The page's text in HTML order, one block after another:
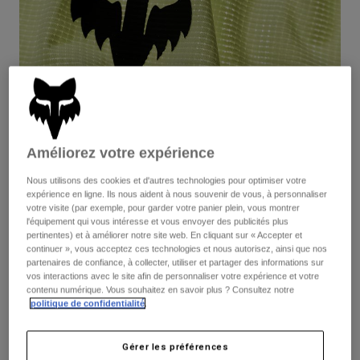
Pantalons
Shorts
Vestes
Gants
Protections
Masques
Chaussettes
Accessoires
Pièces de rechange
Pantalons
Gants
Vestes
Masques
Chaussettes
Sacs et accessoires
Pièces de rechange
Chemises
Voir tout
Femme
T-shirts et tops
Sweats et Pulls
Vestes
Pantalons
Chemises
Voir tout
Protections
Masques
Chaussettes
Voir tout
Moto
Casques
Maillots
Pantalons
Bottes
Protections
Flexair Aura
Disponible en 3 couleurs :
Améliorez votre expérience
Nous utilisons des cookies et d'autres technologies pour optimiser votre
expérience en ligne. Ils nous aident à nous souvenir de vous, à personnaliser
votre visite (par exemple, pour garder votre panier plein, vous montrer
l'équipement qui vous intéresse et vous envoyer des publicités plus
pertinentes) et à améliorer notre site web. En cliquant sur « Accepter et
continuer », vous acceptez ces technologies et nous autorisez, ainsi que nos
partenaires de confiance, à collecter, utiliser et partager des informations sur
vos interactions avec le site afin de personnaliser votre expérience et votre
contenu numérique. Vous souhaitez en savoir plus ? Consultez notre
politique de confidentialité.
Gérer les préférences